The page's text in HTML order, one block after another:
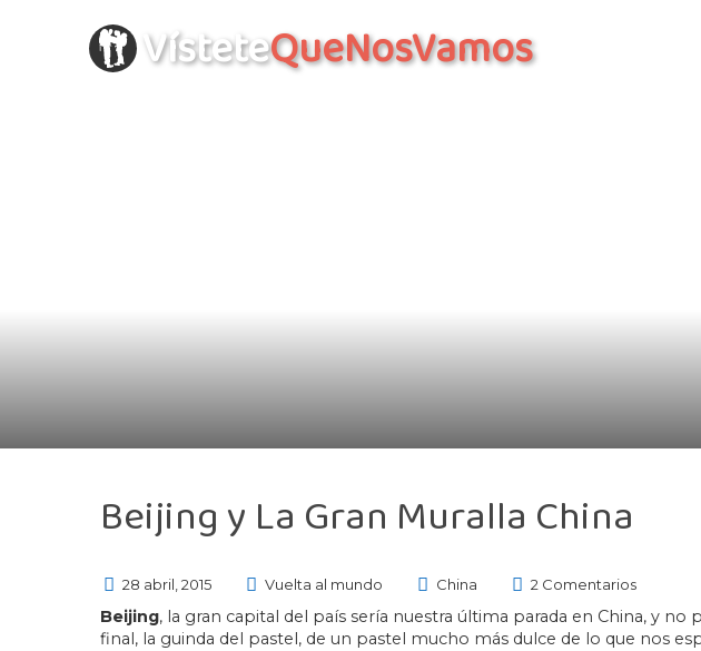
VísteteQueNosVamos
Beijing y La Gran Muralla China
28 abril, 2015 Vuelta al mundo China 2 Comentarios
Beijing, la gran capital del país sería nuestra última parada en China, y no
final, la guinda del pastel, de un pastel mucho más dulce de lo que nos